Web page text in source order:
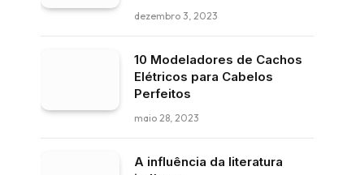
dezembro 3, 2023
10 Modeladores de Cachos
Elétricos para Cabelos
Perfeitos
maio 28, 2023
A influência da literatura